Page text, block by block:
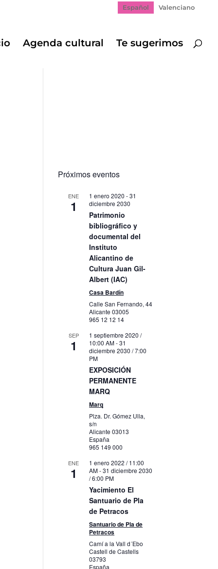
Español Valenciano
Agenda cultural Te sugerimos
Próximos eventos
ENE
1
1 enero 2020 -31
diciembre 2030
Patrimonio
bibliográfico y
documental del
Instituto
Alicantino de
Cultura Juan Gil-
Albert (IAC)
Casa Bardín
Calle San Fernando, 44
Alicante03005
965 12 12 14
SEP
1
1 septiembre 2020 /
10:00 AM-31
diciembre 2030 / 7:00
PM
EXPOSICIÓN
PERMANENTE
MARQ
Marq
Plza. Dr. Gómez Ulla,
s/n
Alicante03013
España
965 149 000
ENE
1
1 enero 2022 / 11:00
AM-31 diciembre 2030
/ 6:00 PM
Yacimiento El
Santuario de Pla
de Petracos
Santuario de Pla de
Petracos
Camí a la Vall d´Ebo
Castell de Castells
03793
España